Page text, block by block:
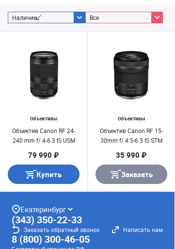
Наличие Все
Объективы
Объектив Canon RF 24-
240 mm f/ 4-6.3 IS USM
79 990 ₽
Купить
Объективы
Объектив Canon RF 15-
30mm f/ 4.5-6.3 IS STM
35 990 ₽
Заказать
Екатеринбург
(343) 350-22-33
Заказать обратный звонок Написать нам
8 (800) 300-46-05